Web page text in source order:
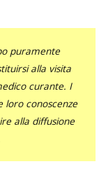
puramente
alla visita
curante. I
loro conoscenze
alla diffusione